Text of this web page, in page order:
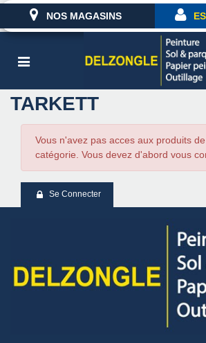
NOS MAGASINS
TARKETT
Vous n'avez pas acces aux produits
catégorie. Vous devez d'abord vous
Se Connecter